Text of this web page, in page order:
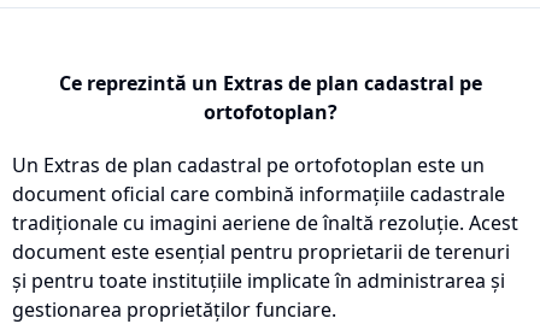
Ce reprezintă un Extras de plan cadastral pe
ortofotoplan?
Un Extras de plan cadastral pe ortofotoplan este un
document oficial care combină informațiile cadastrale
tradiționale cu imagini aeriene de înaltă rezoluție. Acest
document este esențial pentru proprietarii de terenuri
și pentru toate instituțiile implicate în administrarea și
gestionarea proprietăților funciare.